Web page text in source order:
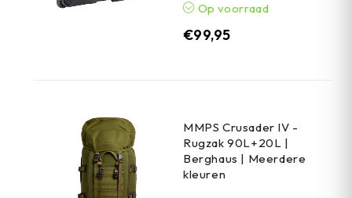
Op voorraad
€99,95
MMPS Crusader IV -
Rugzak 90L+20L |
Berghaus | Meerdere
kleuren